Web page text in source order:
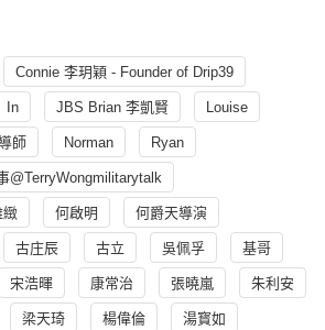
Connie 李玥穎 - Founder of Drip39
In JBS Brian 李凱賢 Louise
師 Norman Ryan
@TerryWongmilitarytalk
何啟明 何爵天導演
古庄辰 古立 吳佩孚 基哥
宋浩暉 康常治 張曉嵐 朱利安
梁天琦 楊偉倫 湯寳如